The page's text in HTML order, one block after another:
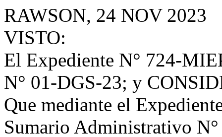
RAWSON, 24 NOV 2023
VISTO:
El Expediente N° 724-
N° 01-DGS-23; y
Que mediante el
Sumario Administrativo